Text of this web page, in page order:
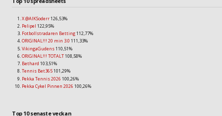
X @AIKSoderr126,53%
Pelipel 122,95%
Fotbollstradaren Betting112,77%
ORIGINAL!!! 20 min 3.0 111,33%
VikingaGudens110,51%
ORIGINAL!!! TOTALT108,58%
Bethard 103,51%
Tennis Bet365101,29%
Pekka Tennis 2026 100,26%
Pekka Cykel Pinnen 2026 100,26%
Top 10 senaste veckan